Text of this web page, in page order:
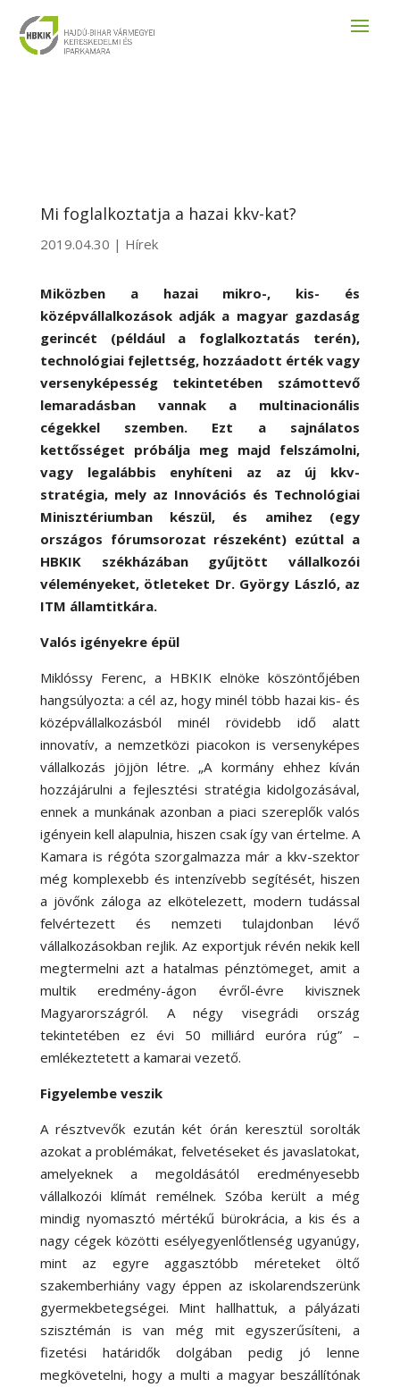
Mi foglalkoztatja a hazai kkv-kat?
2019.04.30 | Hírek
Miközben a hazai mikro-, kis- és
középvállalkozások adják a magyar gazdaság
gerincét (például a foglalkoztatás terén),
technológiai fejlettség, hozzáadott érték vagy
versenyképesség tekintetében számottevő
lemaradásban vannak a multinacionális
cégekkel szemben. Ezt a sajnálatos
kettősséget próbálja meg majd felszámolni,
vagy legalábbis enyhíteni az az új kkv-
stratégia, mely az Innovációs és Technológiai
Minisztériumban készül, és amihez (egy
országos fórumsorozat részeként) ezúttal a
HBKIK székházában gyűjtött vállalkozói
véleményeket, ötleteket Dr. György László, az
ITM államtitkára.
Valós igényekre épül
Miklóssy Ferenc, a HBKIK elnöke köszöntőjében
hangsúlyozta: a cél az, hogy minél több hazai kis- és
középvállalkozásból minél rövidebb idő alatt
innovatív, a nemzetközi piacokon is versenyképes
vállalkozás jöjjön létre. „A kormány ehhez kíván
hozzájárulni a fejlesztési stratégia kidolgozásával,
ennek a munkának azonban a piaci szereplők valós
igényein kell alapulnia, hiszen csak így van értelme. A
Kamara is régóta szorgalmazza már a kkv-szektor
még komplexebb és intenzívebb segítését, hiszen
a jövőnk záloga az elkötelezett, modern tudással
felvértezett és nemzeti tulajdonban lévő
vállalkozásokban rejlik. Az exportjuk révén nekik kell
megtermelni azt a hatalmas pénztömeget, amit a
multik eredmény-ágon évről-évre kivisznek
Magyarországról. A négy visegrádi ország
tekintetében ez évi 50 milliárd euróra rúg” –
emlékeztetett a kamarai vezető.
Figyelembe veszik
A résztvevők ezután két órán keresztül sorolták
azokat a problémákat, felvetéseket és javaslatokat,
amelyeknek a megoldásától eredményesebb
vállalkozói klímát remélnek. Szóba került a még
mindig nyomasztó mértékű bürokrácia, a kis és a
nagy cégek közötti esélyegyenlőtlenség ugyanúgy,
mint az egyre aggasztóbb méreteket öltő
szakemberhiány vagy éppen az iskolarendszerünk
gyermekbetegségei. Mint hallhattuk, a pályázati
szisztémán is van még mit egyszerűsíteni, a
fizetési határidők dolgában pedig jó lenne
megkövetelni, hogy a multi a magyar beszállítónak